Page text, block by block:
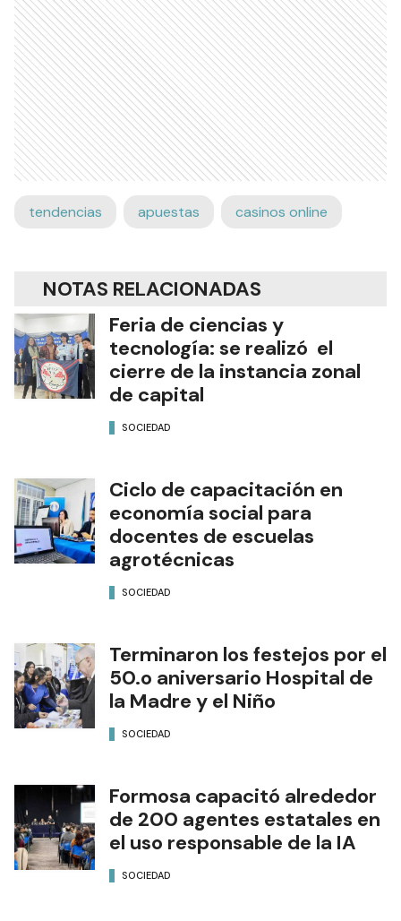
tendencias apuestas casinos online
NOTAS RELACIONADAS
Feria de ciencias y
tecnología: se realizó el
cierre de la instancia zonal
de capital
SOCIEDAD
Ciclo de capacitación en
economía social para
docentes de escuelas
agrotécnicas
SOCIEDAD
Terminaron los festejos por el
50.o aniversario Hospital de
la Madre y el Niño
SOCIEDAD
Formosa capacitó alrededor
de 200 agentes estatales en
el uso responsable de la IA
SOCIEDAD